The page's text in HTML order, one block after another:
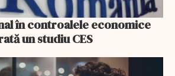
în controalele economice
un studiu CES